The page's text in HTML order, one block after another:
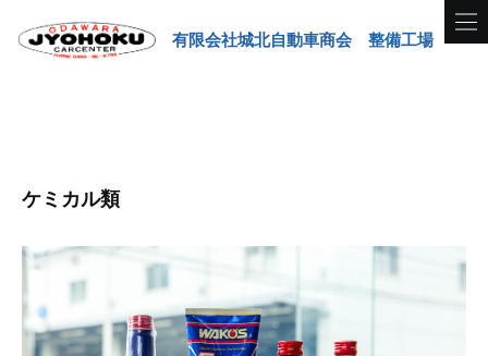
有限会社城北自動車商会 整備工場
ケミカル類